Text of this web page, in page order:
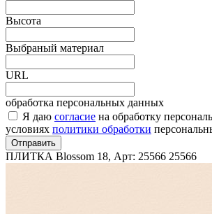
Высота
Выбраный материал
URL
обработка персональных данных
Я даю согласие на обработку
условиях политики обработки
Отправить
ПЛИТКА Blossom 18, Арт: 25566 25566